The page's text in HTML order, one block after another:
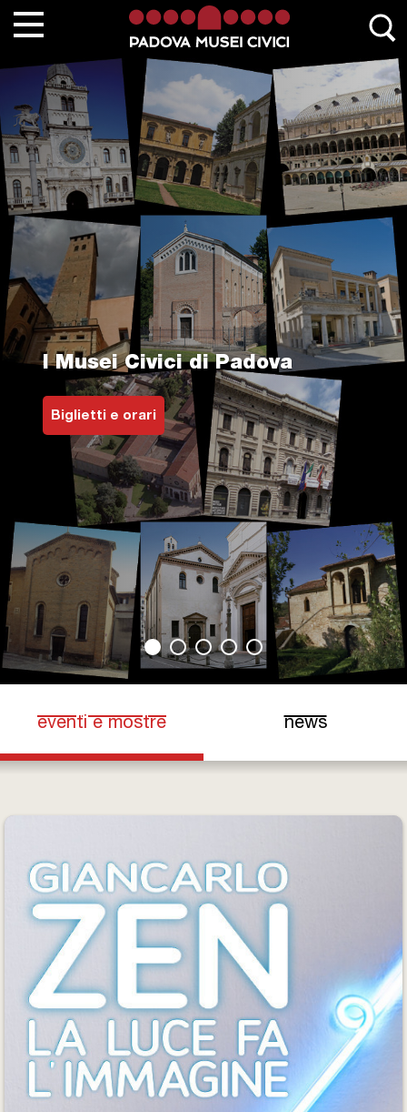
Chi siamo
Contatta Padovamusei
Musei
Sedi monumentali
Scuole
Eventi e mostre
News
Collezioni
Percorsi
Biglietti e Orari
Facebook
YouTube
Twitter
Instagram
I Musei Civici di Padova
Biglietti e orari
eventi e mostre news